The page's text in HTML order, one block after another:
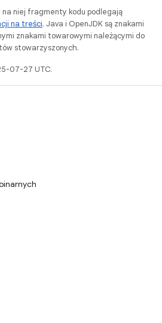
na niej fragmenty kodu podlegają
na treści. Java i OpenJDK są znakami
znakami towarowymi należącymi do
stowarzyszonych.
07-27 UTC.